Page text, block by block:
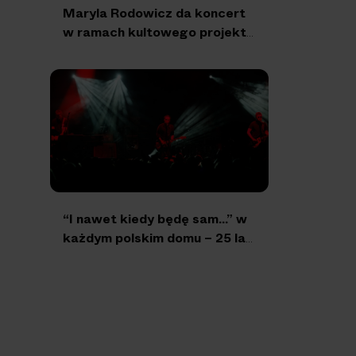
Maryla Rodowicz da koncert
w ramach kultowego projektu
“I nawet kiedy będę sam…” w
każdym polskim domu – 25 lat